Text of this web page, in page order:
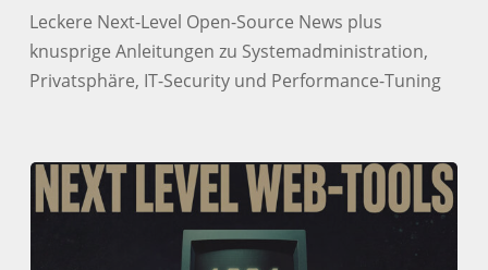
Leckere Next-Level Open-Source News plus
knusprige Anleitungen zu Systemadministration,
Privatsphäre, IT-Security und Performance-Tuning